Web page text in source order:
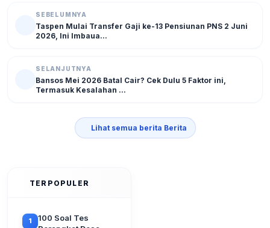
SEBELUMNYA
Taspen Mulai Transfer Gaji ke-13 Pensiunan PNS 2 Juni
2026, Ini Imbaua...
SELANJUTNYA
Bansos Mei 2026 Batal Cair? Cek Dulu 5 Faktor ini,
Termasuk Kesalahan ...
Lihat semua berita Berita
TERPOPULER
1
100 Soal Tes